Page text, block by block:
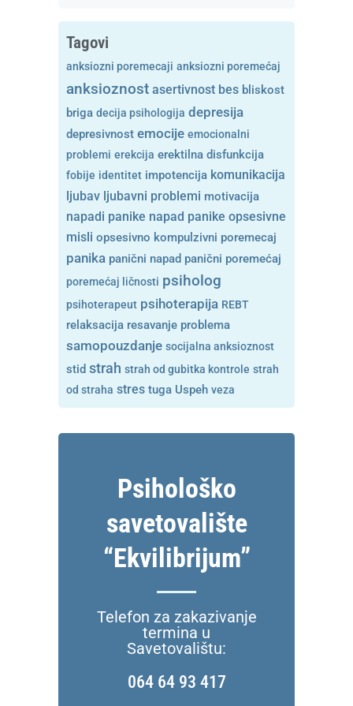
Tagovi
anksiozni poremecaji anksiozni poremećaj
anksioznost asertivnost bes bliskost
briga decija psihologija depresija
depresivnost emocije emocionalni
problemi erekcija erektilna disfunkcija
fobije identitet impotencija komunikacija
ljubav ljubavni problemi motivacija
napadi panike napad panike opsesivne
misli opsesivno kompulzivni poremecaj
panika panični napad panični poremećaj
poremećaj ličnosti psiholog
psihoterapeut psihoterapija REBT
relaksacija resavanje problema
samopouzdanje socijalna anksioznost
stid strah strah od gubitka kontrole strah
od straha stres tuga Uspeh veza
Psihološko
savetovalište
“Ekvilibrijum”
Telefon za zakazivanje
termina u
Savetovalištu:
064 64 93 417